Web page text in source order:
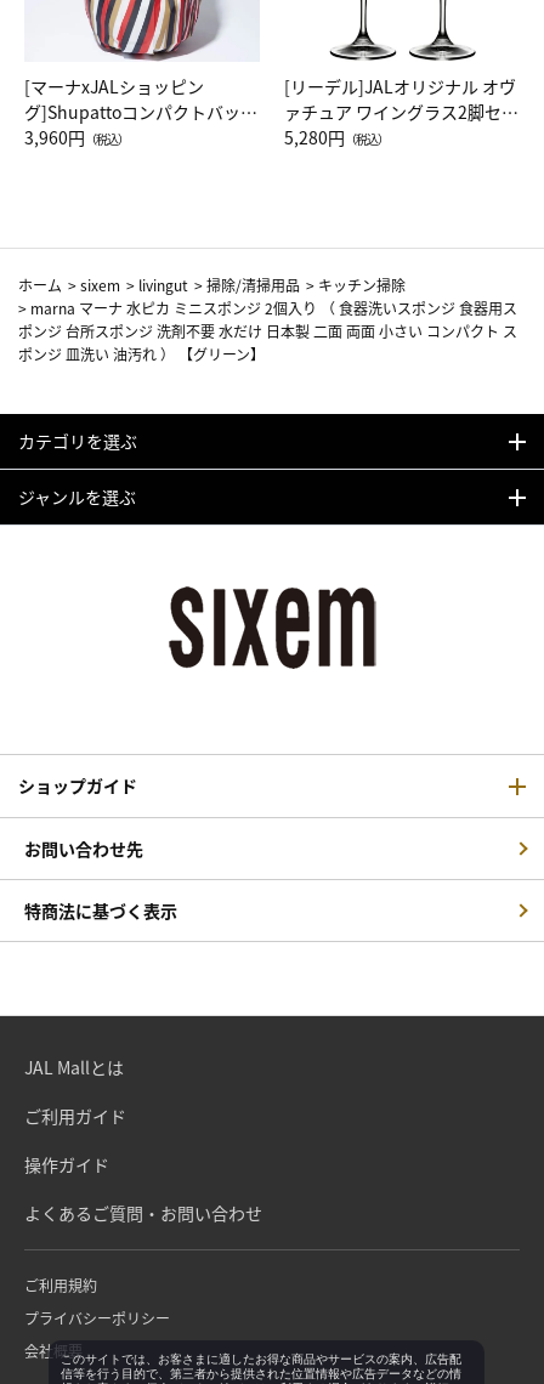
[マーナxJALショッピン
グ]Shupattoコンパクトバッグ
Drop JAL客室乗務員（LC）ス
3,960円 （税込）
[リーデル]JALオリジナル オヴ
ァチュア ワイングラス2脚セッ
ト（レッドワイン）
5,280円 （税込）
ホーム >sixem > livingut >掃除/清掃用品 > キッチン掃除
> marna マーナ 水ピカ ミニスポンジ 2個入り （ 食器洗いスポンジ 食器用ス
ポンジ 台所スポンジ 洗剤不要 水だけ 日本製 二面 両面 小さい コンパクト ス
ポンジ 皿洗い 油汚れ ） 【グリーン】
カテゴリを選ぶ
ジャンルを選ぶ
ショップガイド
お問い合わせ先
特商法に基づく表示
JAL Mallとは
ご利用ガイド
操作ガイド
よくあるご質問・お問い合わせ
ご利用規約
プライバシーポリシー
会社概要このサイトでは、お客さまに適したお得な商品やサービスの案内、広告配
信等を行う目的で、第三者から提供された位置情報や広告データなどの情